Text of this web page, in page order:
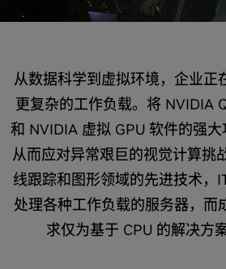
从数据科学到虚拟环境，企业正
更复杂的工作负载。将 NVIDIA
和 NVIDIA 虚拟 GPU 软件的强大
从而应对异常艰巨的视觉计算挑
线跟踪和图形领域的先进技术，
处理各种工作负载的服务器，而
求仅为基于 CPU 的解决方